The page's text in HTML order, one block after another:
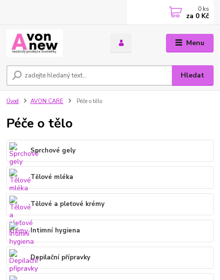
Menu
Hledat
0 ks
za 0 Kč
Úvod AVON CARE Péče o tělo
Péče o tělo
Sprchové gely
Tělové mléka
Tělové a pleťové krémy
Intimní hygiena
Depilační přípravky